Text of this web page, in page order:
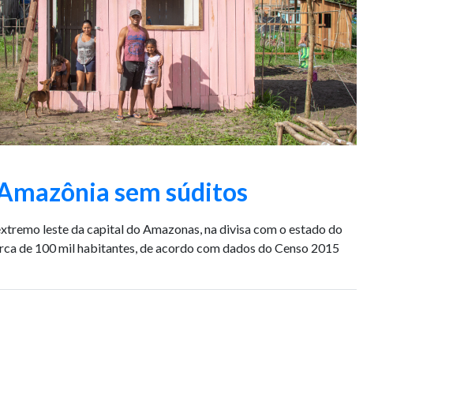
sem súditos
leste da capital do Amazonas, na divisa com o estado do
de 100 mil habitantes, de acordo com dados do Censo 2015